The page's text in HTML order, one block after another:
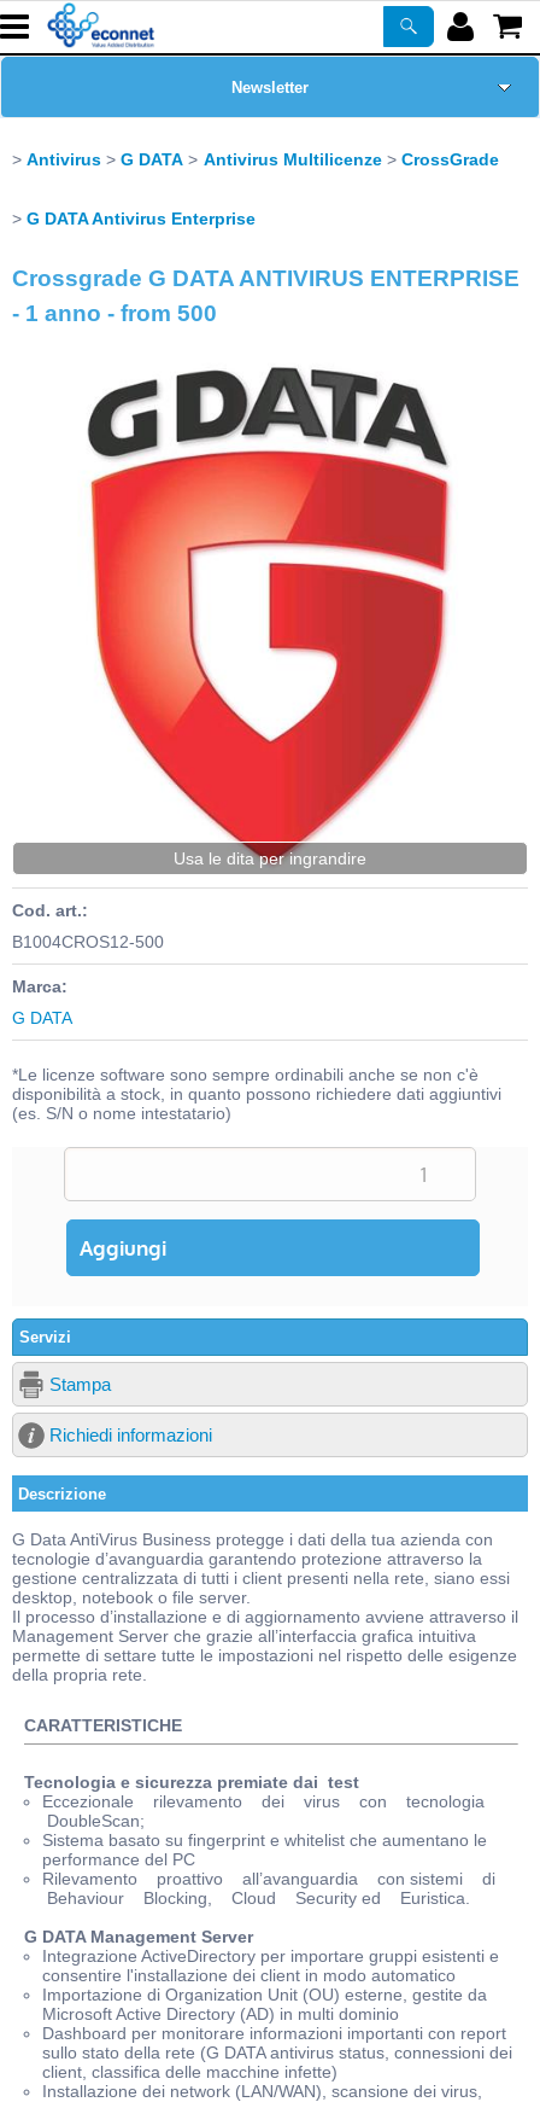
Chi siamo
Prodotti
ASSISTENZA
Newsletter
PROMO ATTIVE
Antivirus G DATA Antivirus Multilicenze CrossGrade
G DATA Antivirus Enterprise
Crossgrade G DATA ANTIVIRUS ENTERPRISE
- 1 anno - from 500
Usa le dita per ingrandire
Cod. art.:
B1004CROS12-500
Marca:
G DATA
*Le licenze software sono sempre ordinabili anche se non c'è
disponibilità a stock, in quanto possono richiedere dati aggiuntivi
(es. S/N o nome intestatario)
Servizi
Stampa
Richiedi informazioni
Descrizione
G Data AntiVirus Business protegge i dati della tua azienda con
tecnologie d’avanguardia garantendo protezione attraverso la
gestione centralizzata di tutti i client presenti nella rete, siano essi
desktop, notebook o file server.
Il processo d’installazione e di aggiornamento avviene attraverso il
Management Server che grazie all’interfaccia grafica intuitiva
permette di settare tutte le impostazioni nel rispetto delle esigenze
della propria rete.
CARATTERISTICHE
Tecnologia e sicurezza premiate dai test
Eccezionale rilevamento dei virus con tecnologia
DoubleScan;
Sistema basato su fingerprint e whitelist che aumentano le
performance del PC
Rilevamento proattivo all’avanguardia con sistemi di
Behaviour Blocking, Cloud Security ed Euristica.
G DATA Management Server
Integrazione ActiveDirectory per importare gruppi esistenti e
consentire l'installazione dei client in modo automatico
Importazione di Organization Unit (OU) esterne, gestite da
Microsoft Active Directory (AD) in multi dominio
Dashboard per monitorare informazioni importanti con report
sullo stato della rete (G DATA antivirus status, connessioni dei
client, classifica delle macchine infette)
Installazione dei network (LAN/WAN), scansione dei virus,